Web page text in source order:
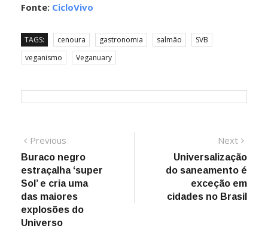
Fonte: CicloVivo
TAGS: cenoura gastronomia salmão
SVB
veganismo
Veganuary
Navegação
de
Post
Previous
post:
Buraco negro
estraçalha ‘super
Sol’ e cria uma
das maiores
explosões do
Universo
Next
post:
Universalização
do saneamento é
exceção em
cidades no Brasil